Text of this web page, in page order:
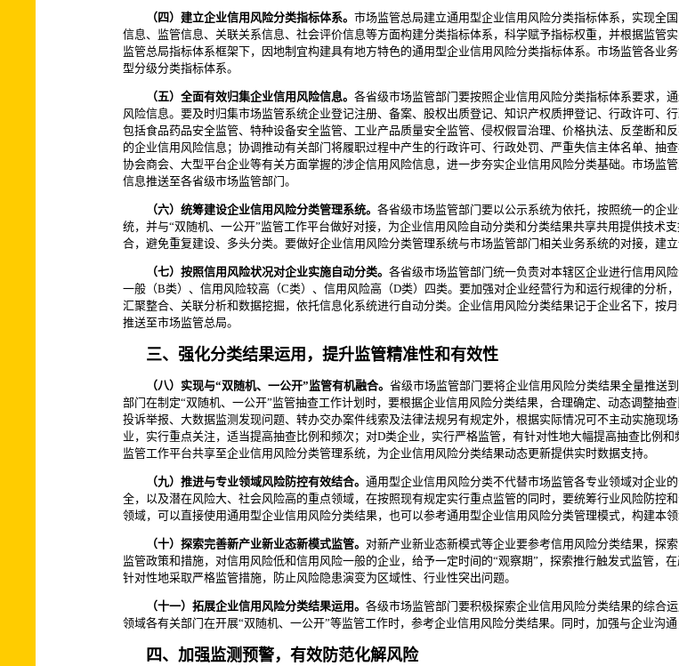
（四）建立企业信用风险分类指标体系。 市场监管总局建立通用型企业信用风险分类指标体系，实现全
信息、监管信息、关联关系信息、社会评价信息等方面构建分类指标体系，科学赋予指标权重，并根据监管
监管总局指标体系框架下，因地制宜构建具有地方特色的通用型企业信用风险分类指标体系。市场监管各业
型分级分类指标体系。
（五）全面有效归集企业信用风险信息。 各省级市场监管部门要按照企业信用风险分类指标体系要求，
风险信息。要及时归集市场监管系统企业登记注册、备案、股权出质登记、知识产权质押登记、行政许可、
包括食品药品安全监管、特种设备安全监管、工业产品质量安全监管、侵权假冒治理、价格执法、反垄断和
的企业信用风险信息；协调推动有关部门将履职过程中产生的行政许可、行政处罚、严重失信主体名单、抽
协会商会、大型平台企业等有关方面掌握的涉企信用风险信息，进一步夯实企业信用风险分类基础。市场监
信息推送至各省级市场监管部门。
（六）统筹建设企业信用风险分类管理系统。 各省级市场监管部门要以公示系统为依托，按照统一的企
统，并与“双随机、一公开”监管工作平台做好对接，为企业信用风险自动分类和分类结果共享共用提供技术
合，避免重复建设、多头分类。要做好企业信用风险分类管理系统与市场监管部门相关业务系统的对接，建
（七）按照信用风险状况对企业实施自动分类。 各省级市场监管部门统一负责对本辖区企业进行信用风
一般（B类）、信用风险较高（C类）、信用风险高（D类）四类。要加强对企业经营行为和运行规律的分
汇聚整合、关联分析和数据挖掘，依托信息化系统进行自动分类。企业信用风险分类结果记于企业名下，按
推送至市场监管总局。
三、强化分类结果运用，提升监管精准性和有效性
（八）实现与“双随机、一公开”监管有机融合。 省级市场监管部门要将企业信用风险分类结果全量推送
部门在制定“双随机、一公开”监管抽查工作计划时，要根据企业信用风险分类结果，合理确定、动态调整抽
投诉举报、大数据监测发现问题、转办交办案件线索及法律法规另有规定外，根据实际情况可不主动实施现
业，实行重点关注，适当提高抽查比例和频次；对D类企业，实行严格监管，有针对性地大幅提高抽查比例
监管工作平台共享至企业信用风险分类管理系统，为企业信用风险分类结果动态更新提供实时数据支持。
（九）推进与专业领域风险防控有效结合。 通用型企业信用风险分类不代替市场监管各专业领域对企业
全，以及潜在风险大、社会风险高的重点领域，在按照现有规定实行重点监管的同时，要统筹行业风险防控
领域，可以直接使用通用型企业信用风险分类结果，也可以参考通用型企业信用风险分类管理模式，构建本领
（十）探索完善新产业新业态新模式监管。 对新产业新业态新模式等企业要参考信用风险分类结果，探
监管政策和措施，对信用风险低和信用风险一般的企业，给予一定时间的“观察期”，探索推行触发式监管，
针对性地采取严格监管措施，防止风险隐患演变为区域性、行业性突出问题。
（十一）拓展企业信用风险分类结果运用。 各级市场监管部门要积极探索企业信用风险分类结果的综合
领域各有关部门在开展“双随机、一公开”等监管工作时，参考企业信用风险分类结果。同时，加强与企业沟
四、加强监测预警，有效防范化解风险